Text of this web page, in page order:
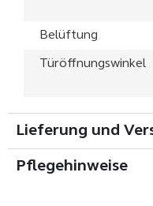
Belüftung
Türöffnungswinkel
Lieferung und
Pflegehinweise